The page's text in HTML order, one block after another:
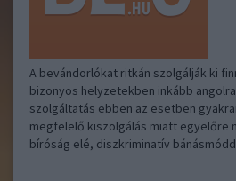
A bevándorlókat ritkán szolgálják ki
bizonyos helyzetekben inkább
szolgáltatás ebben az esetben
megfelelő kiszolgálás miatt egyelőre
bíróság elé, diszkriminatív